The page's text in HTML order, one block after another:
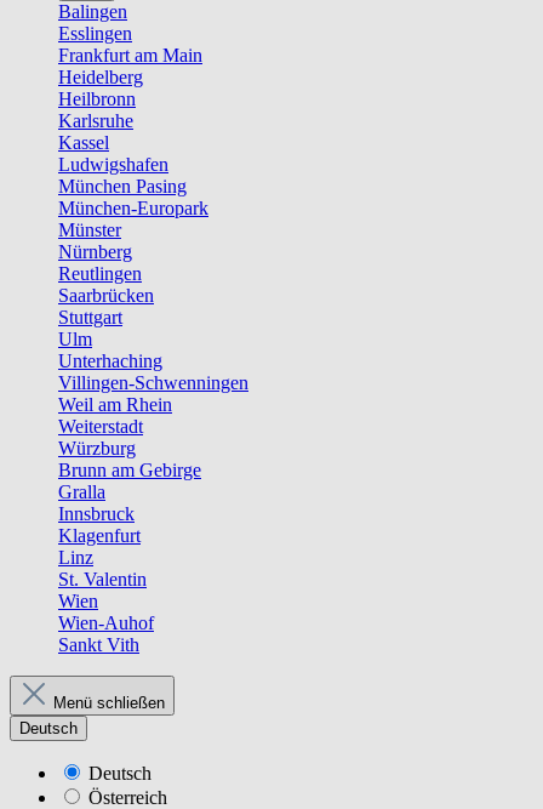
Balingen
Esslingen
Frankfurt am Main
Heidelberg
Heilbronn
Karlsruhe
Kassel
Ludwigshafen
München Pasing
München-Europark
Münster
Nürnberg
Reutlingen
Saarbrücken
Stuttgart
Ulm
Unterhaching
Villingen-Schwenningen
Weil am Rhein
Weiterstadt
Würzburg
Brunn am Gebirge
Gralla
Innsbruck
Klagenfurt
Linz
St. Valentin
Wien
Wien-Auhof
Sankt Vith
Menü schließen
Deutsch
Deutsch
Österreich